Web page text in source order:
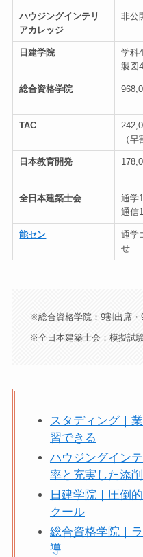
ハウジングインテリ
アカレッジ
非公
日建学院
学科
製図
総合資格学院
TAC
（
日本教育開発
全日本建築士会
通学
通信
能セン
通学
せ
※総合資格学院：9割出席
※全日本建築士会：模擬試
スタディング｜
習できる
ハウジングイン
率と充実した添
日建学院｜圧倒
クール
総合資格学院｜
導